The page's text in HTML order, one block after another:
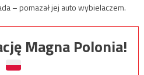
– pomazał jej auto wybielaczem.
Magna Polonia!